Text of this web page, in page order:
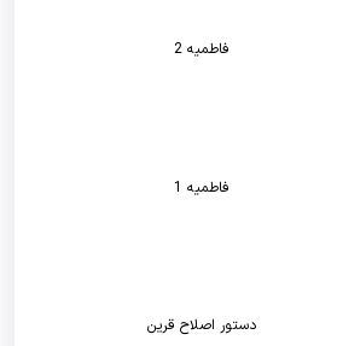
فاطمیه 2
فاطمیه 1
دستور اصلاح قرین